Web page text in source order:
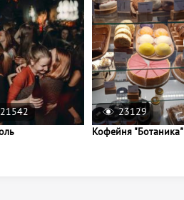
21542
23129
Кофейня "Ботаника"